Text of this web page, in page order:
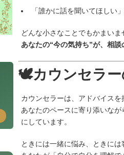
「誰かに話を聞いてほしい
どんな小さなことでもかまいま
あなたの“今の気持ち”が、相談
🕊カウンセラー
カウンセラーは、アドバイスを
あなたのペースに寄り添いな
にしています。
ときには一緒に悩み、ときには